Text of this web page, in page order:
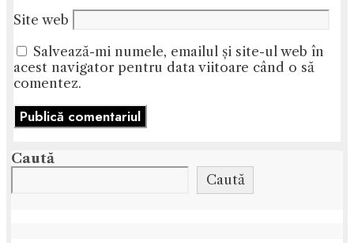
Site web
Salvează-mi numele, emailul și site-ul web în
acest navigator pentru data viitoare când o să
comentez.
Caută
Caută